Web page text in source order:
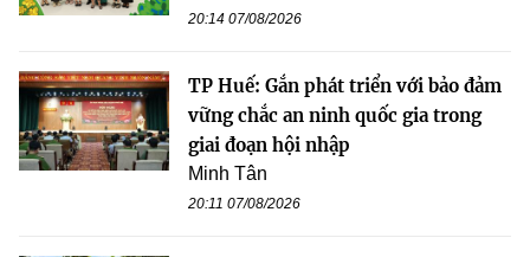
20:14 07/08/2026
TP Huế: Gắn phát triển với bảo đảm
vững chắc an ninh quốc gia trong
giai đoạn hội nhập
Minh Tân
20:11 07/08/2026